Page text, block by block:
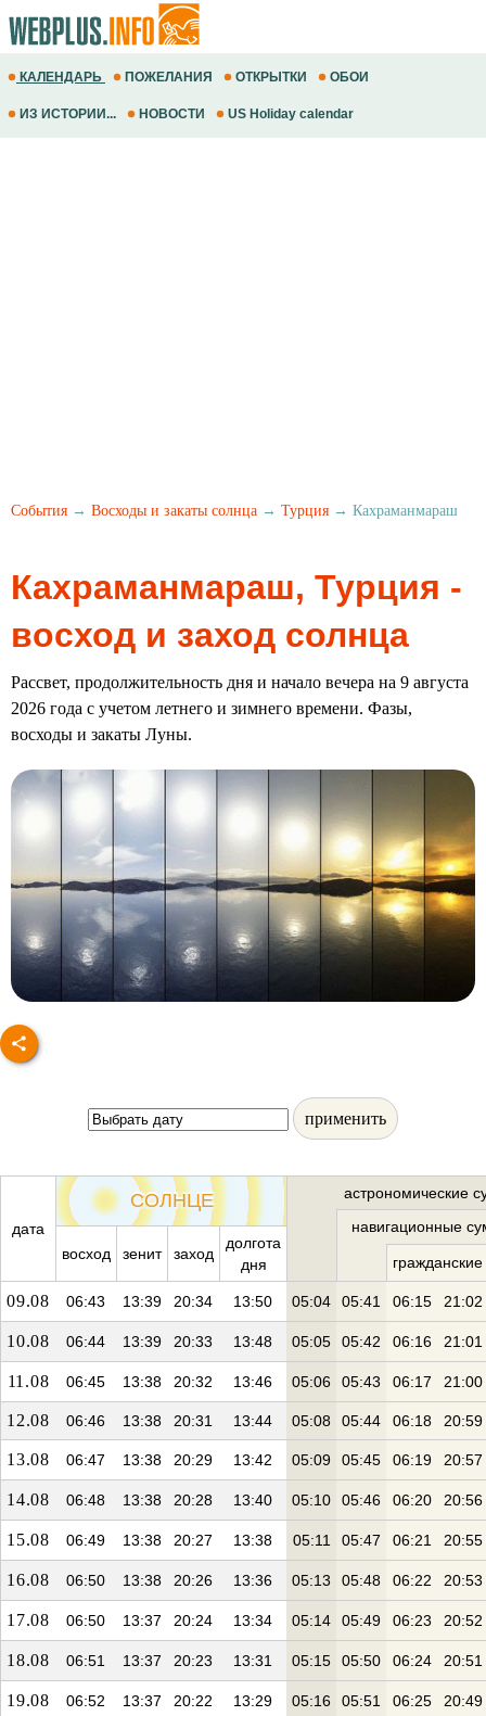
КАЛЕНДАРЬ ПОЖЕЛАНИЯ ОТКРЫТКИ ОБОИ
ИЗ ИСТОРИИ... НОВОСТИ US Holiday calendar
События → Восходы и закаты солнца → Турция → Кахраманмараш
Кахраманмараш, Турция -
восход и заход солнца
Рассвет, продолжительность дня и начало вечера на 9 августа
2026 года с учетом летнего и зимнего времени. Фазы,
восходы и закаты Луны.
применить
дата
СОЛНЦЕ
астрономические
навигационные
восход
зенит заход
долгота
дня
гражданские
09.08 06:43 13:39 20:34 13:50 05:04 05:41 06:15 21:02
10.08 06:44 13:39 20:33 13:48 05:05 05:42 06:16 21:01
11.08 06:45 13:38 20:32 13:46 05:06 05:43 06:17 21:00
12.08 06:46 13:38 20:31 13:44 05:08 05:44 06:18 20:59
13.08 06:47 13:38 20:29 13:42 05:09 05:45 06:19 20:57
14.08 06:48 13:38 20:28 13:40 05:10 05:46 06:20 20:56
15.08 06:49 13:38 20:27 13:38 05:11 05:47 06:21 20:55
16.08 06:50 13:38 20:26 13:36 05:13 05:48 06:22 20:53
17.08 06:50 13:37 20:24 13:34 05:14 05:49 06:23 20:52
18.08 06:51 13:37 20:23 13:31 05:15 05:50 06:24 20:51
19.08 06:52 13:37 20:22 13:29 05:16 05:51 06:25 20:49